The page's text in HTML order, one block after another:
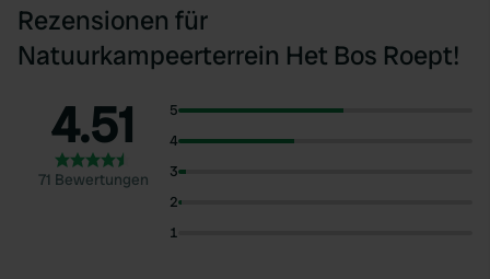
Rezensionen für
Natuurkampeerterrein Het Bos Roept!
4.51
71 Bewertungen
5
4
3
2
1